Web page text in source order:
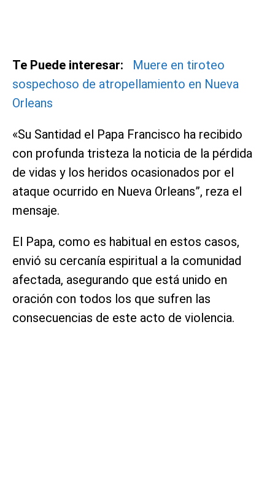
Te Puede interesar:
Muere en tiroteo
sospechoso de atropellamiento en Nueva
Orleans
«Su Santidad el Papa Francisco ha recibido
con profunda tristeza la noticia de la pérdida
de vidas y los heridos ocasionados por el
ataque ocurrido en Nueva Orleans”, reza el
mensaje.
El Papa, como es habitual en estos casos,
envió su cercanía espiritual a la comunidad
afectada, asegurando que está unido en
oración con todos los que sufren las
consecuencias de este acto de violencia.